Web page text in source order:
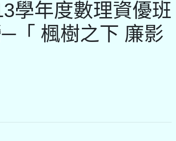
學年度數理資優班
「 楓樹之下 廉影